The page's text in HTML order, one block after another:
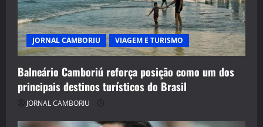
JORNAL CAMBORIU VIAGEM E TURISMO
Balneário Camboriú reforça posição como um dos
principais destinos turísticos do Brasil
JORNAL CAMBORIU